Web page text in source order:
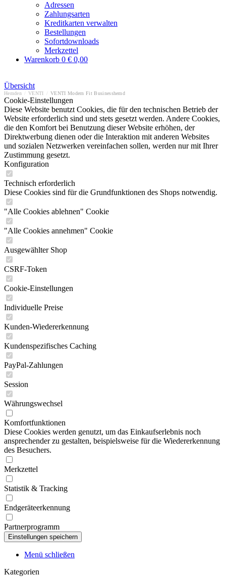
Adressen
Zahlungsarten
Kreditkarten verwalten
Bestellungen
Sofortdownloads
Merkzettel
Warenkorb 0 € 0,00
Übersicht
Hemden VENTI VENTI Modern Fit Businesshemd
Cookie-Einstellungen
Diese Website benutzt Cookies, die für den technischen Betrieb der
Website erforderlich sind und stets gesetzt werden. Andere Cookies,
die den Komfort bei Benutzung dieser Website erhöhen, der
Direktwerbung dienen oder die Interaktion mit anderen Websites
und sozialen Netzwerken vereinfachen sollen, werden nur mit Ihrer
Zustimmung gesetzt.
Konfiguration
Technisch erforderlich
Diese Cookies sind für die Grundfunktionen des Shops notwendig.
"Alle Cookies ablehnen" Cookie
"Alle Cookies annehmen" Cookie
Ausgewählter Shop
CSRF-Token
Cookie-Einstellungen
Individuelle Preise
Kunden-Wiedererkennung
Kundenspezifisches Caching
PayPal-Zahlungen
Session
Währungswechsel
Komfortfunktionen
Diese Cookies werden genutzt, um das Einkaufserlebnis noch
ansprechender zu gestalten, beispielsweise für die Wiedererkennung
des Besuchers.
Merkzettel
Statistik & Tracking
Endgeräteerkennung
Partnerprogramm
Menü schließen
Kategorien